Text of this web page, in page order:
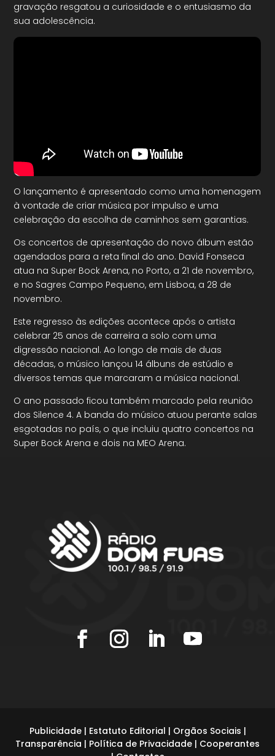
gravação resgatou a curiosidade e o entusiasmo da
sua adolescência.
O lançamento é apresentado como uma homenagem
à vontade de criar música por impulso e uma
celebração da escolha de caminhos sem garantias.
Os concertos de apresentação do novo álbum estão
agendados para a reta final do ano. David Fonseca
atua na Super Bock Arena, no Porto, a 21 de novembro,
e no Sagres Campo Pequeno, em Lisboa, a 28 de
novembro.
Este regresso às edições acontece após o artista
celebrar 25 anos de carreira a solo com uma
digressão nacional. Ao longo de mais de duas
décadas, o músico lançou 14 álbuns de estúdio e
diversos temas que marcaram a música nacional.
O ano passado ficou também marcado pela reunião
dos Silence 4. A banda do músico atuou perante salas
esgotadas no país, o que incluiu quatro concertos na
Super Bock Arena e dois na MEO Arena.
Publicidade| Estatuto Editorial | Orgãos Sociais |
Transparência | Política de Privacidade | Cooperantes